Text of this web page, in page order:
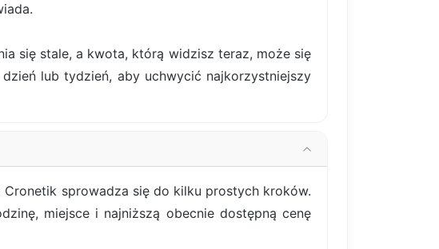
się stale, a kwota, którą widzisz teraz, może się
lub tydzień, aby uchwycić najkorzystniejszy
sprowadza się do kilku prostych kroków.
miejsce i najniższą obecnie dostępną cenę